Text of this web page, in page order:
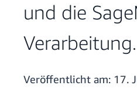
und die
Verarbeitung.
Veröffentlicht am: 17.